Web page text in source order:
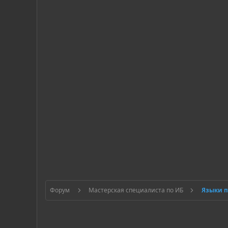
Форум Мастерская специалиста по ИБ Языки